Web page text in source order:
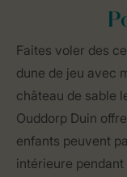
Faites voler des
dune de jeu avec
château de sable
Ouddorp Duin
enfants peuvent
intérieure